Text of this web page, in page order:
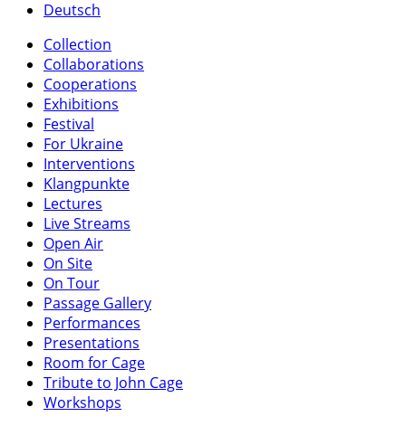
Deutsch
Collection
Collaborations
Cooperations
Exhibitions
Festival
For Ukraine
Interventions
Klangpunkte
Lectures
Live Streams
Open Air
On Site
On Tour
Passage Gallery
Performances
Presentations
Room for Cage
Tribute to John Cage
Workshops